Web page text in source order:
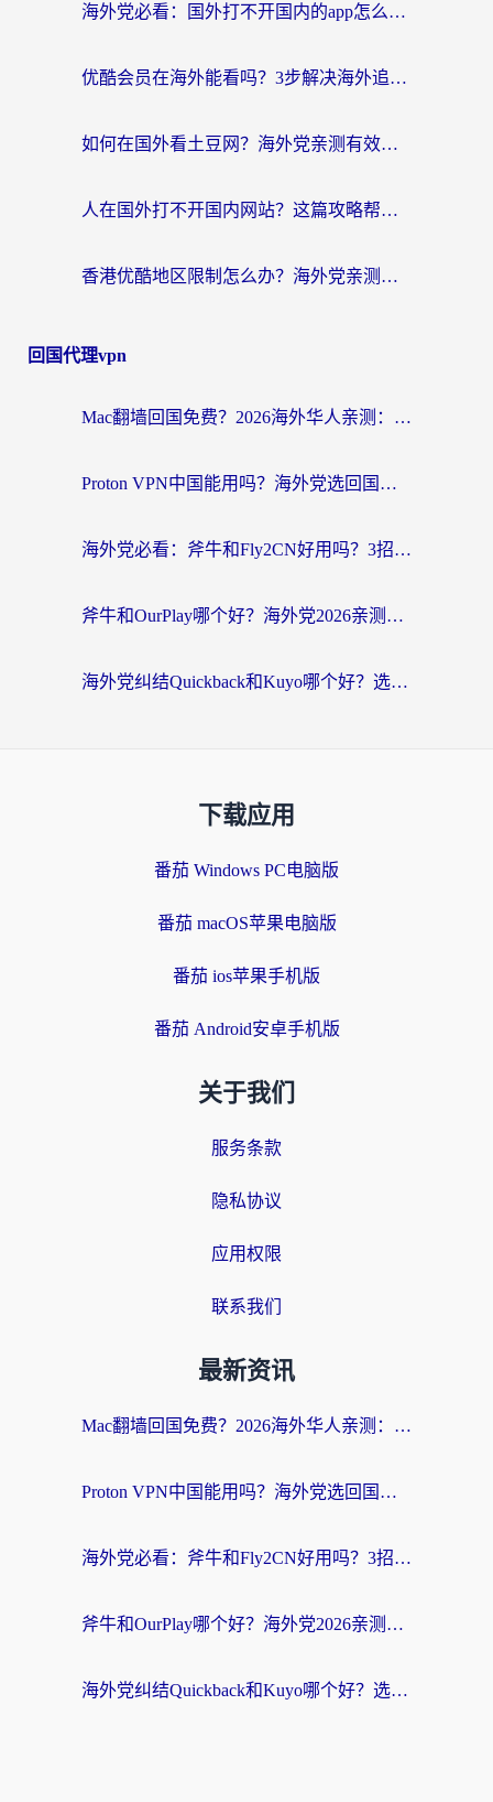
海外党必看：国外打不开国内的app怎么办？3步解决你的乡愁
优酷会员在海外能看吗？3步解决海外追剧难题，附实测好用加速器推荐
如何在国外看土豆网？海外党亲测有效的追剧加速器选择指南
人在国外打不开国内网站？这篇攻略帮你无缝解锁国内资源（附交管12123使用技巧）
香港优酷地区限制怎么办？海外党亲测有效的追剧解决方案
回国代理vpn
Mac翻墙回国免费？2026海外华人亲测：从CCTV5直播到国内APP，这样选加速器才靠谱
Proton VPN中国能用吗？海外党选回国加速器的避坑指南（附番茄加速器实测）
海外党必看：斧牛和Fly2CN好用吗？3招教你选对回国加速器（附免费试用攻略）
斧牛和OurPlay哪个好？海外党2026亲测：选对加速器，国内资源秒加载
海外党纠结Quickback和Kuyo哪个好？选对回国加速器才能无缝刷国内资源
下载应用
番茄 Windows PC电脑版
番茄 macOS苹果电脑版
番茄 ios苹果手机版
番茄 Android安卓手机版
关于我们
服务条款
隐私协议
应用权限
联系我们
最新资讯
Mac翻墙回国免费？2026海外华人亲测：从CCTV5直播到国内APP，这样选加速器才靠谱
Proton VPN中国能用吗？海外党选回国加速器的避坑指南（附番茄加速器实测）
海外党必看：斧牛和Fly2CN好用吗？3招教你选对回国加速器（附免费试用攻略）
斧牛和OurPlay哪个好？海外党2026亲测：选对加速器，国内资源秒加载
海外党纠结Quickback和Kuyo哪个好？选对回国加速器才能无缝刷国内资源